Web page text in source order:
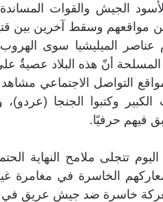
الجيش والقوات
مواقعهم وسقط آخرين بين
عناصر الميليشيا سوى
المسلحة أنّ هذه البلاد عصيةٌ
التواصل الاجتماعي
وكتبوا الجنجا (عردو)،
فيهم حرفيًا.
تتجلى ملامح النهاية
الخاسرة في مغامرة
خاسرة ضد جيشٍ عريقٍ في